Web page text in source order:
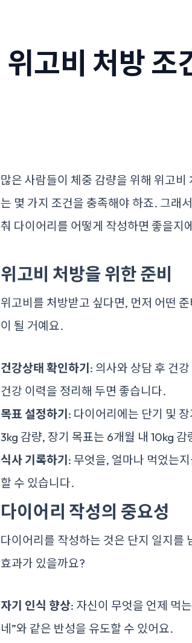
위고비 처방 조
많은 사람들이 체중 감량을 위해 위고
는 몇 가지 조건을 충족해야 하죠. 그래
춰 다이어리를 어떻게 작성하면 좋을지
위고비 처방을 위한 준비
위고비를 처방받고 싶다면, 먼저 어떤
이 될 거예요.
건강상태 확인하기 : 의사와 상담 후 건
건강 이력을 정리해 두면 좋습니다.
목표 설정하기 : 다이어리에는 단기 및
3kg 감량, 장기 목표는 6개월 내 10kg 감
식사 기록하기 : 무엇을, 얼마나 먹었는
할 수 있습니다.
다이어리 작성의 중요성
다이어리를 작성하는 것은 단지 일지를
효과가 있을까요?
자기 인식 향상: 자신이 무엇을 언제 먹
네”와 같은 반성을 유도할 수 있어요.